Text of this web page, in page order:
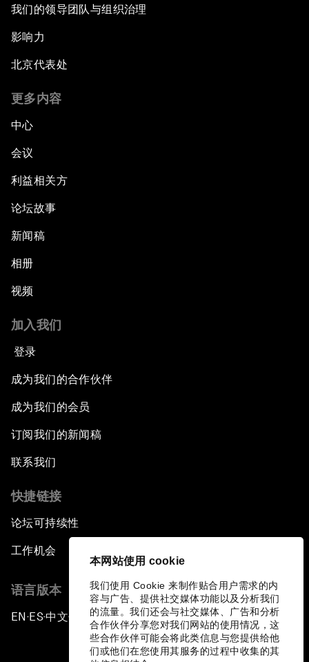
本网站使用 cookie
我们使用 Cookie 来制作贴合用户需求的内
容与广告、提供社交媒体功能以及分析我们
的流量。我们还会与社交媒体、广告和分析
合作伙伴分享您对我们网站的使用情况，这
些合作伙伴可能会将此类信息与您提供给他
们或他们在您使用其服务的过程中收集的其
我们的领导团队与组织治理
影响力
北京代表处
更多内容
中心
会议
利益相关方
论坛故事
新闻稿
相册
视频
加入我们
登录
成为我们的合作伙伴
成为我们的会员
订阅我们的新闻稿
联系我们
快捷链接
论坛可持续性
工作机会
语言版本
EN ▪ES▪中文▪ 日本語